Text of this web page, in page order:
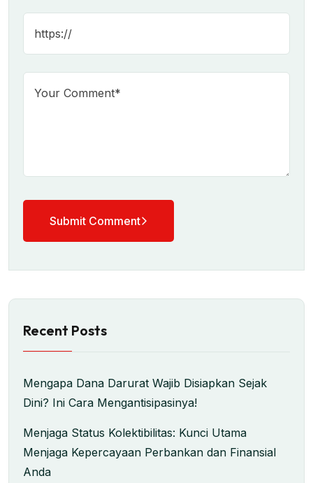
Submit Comment
Recent Posts
Mengapa Dana Darurat Wajib Disiapkan Sejak
Dini? Ini Cara Mengantisipasinya!
Menjaga Status Kolektibilitas: Kunci Utama
Menjaga Kepercayaan Perbankan dan Finansial
Anda